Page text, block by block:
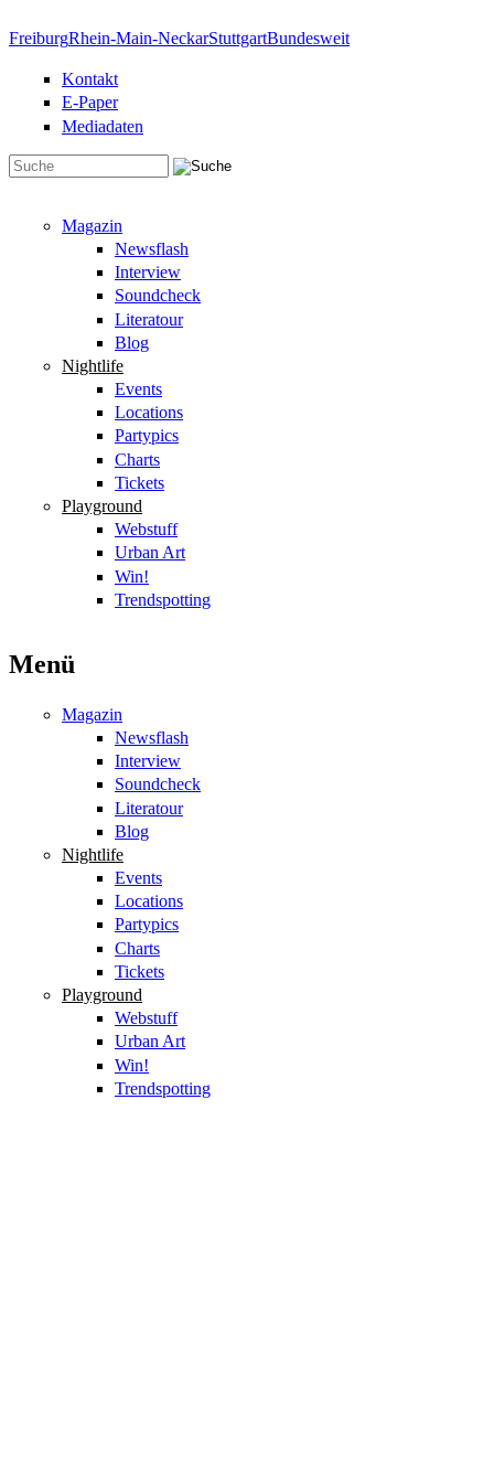
FreiburgRhein-Main-NeckarStuttgartBundesweit
Kontakt
E-Paper
Mediadaten
Magazin
Newsflash
Interview
Soundcheck
Literatour
Blog
Nightlife
Events
Locations
Partypics
Charts
Tickets
Playground
Webstuff
Urban Art
Win!
Trendspotting
Menü
Magazin
Newsflash
Interview
Soundcheck
Literatour
Blog
Nightlife
Events
Locations
Partypics
Charts
Tickets
Playground
Webstuff
Urban Art
Win!
Trendspotting